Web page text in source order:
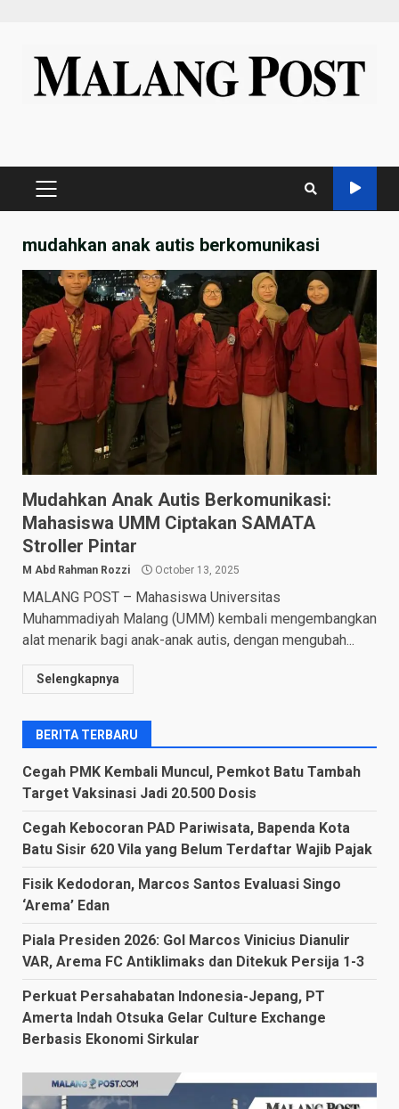
content
PRIMARY
mudahkan anak autis berkomunikasi
Mudahkan Anak Autis Berkomunikasi:
Mahasiswa UMM Ciptakan SAMATA
Stroller Pintar
M Abd Rahman Rozzi October 13, 2025
MALANG POST – Mahasiswa Universitas
Muhammadiyah Malang (UMM) kembali mengembangkan
alat menarik bagi anak-anak autis, dengan mengubah...
Selengkapnya
BERITA TERBARU
Cegah PMK Kembali Muncul, Pemkot Batu Tambah
Target Vaksinasi Jadi 20.500 Dosis
Cegah Kebocoran PAD Pariwisata, Bapenda Kota
Batu Sisir 620 Vila yang Belum Terdaftar Wajib Pajak
Fisik Kedodoran, Marcos Santos Evaluasi Singo
‘Arema’ Edan
Piala Presiden 2026: Gol Marcos Vinicius Dianulir
VAR, Arema FC Antiklimaks dan Ditekuk Persija 1-3
Perkuat Persahabatan Indonesia-Jepang, PT
Amerta Indah Otsuka Gelar Culture Exchange
Berbasis Ekonomi Sirkular